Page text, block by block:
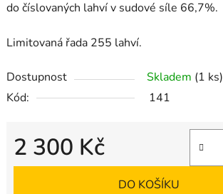
do číslovaných lahví v sudové síle 66,7%.
Limitovaná řada 255 lahví.
Dostupnost Skladem (1 ks)
Kód:
141
2 300 Kč
Měrná cena:
DO KOŠÍKU